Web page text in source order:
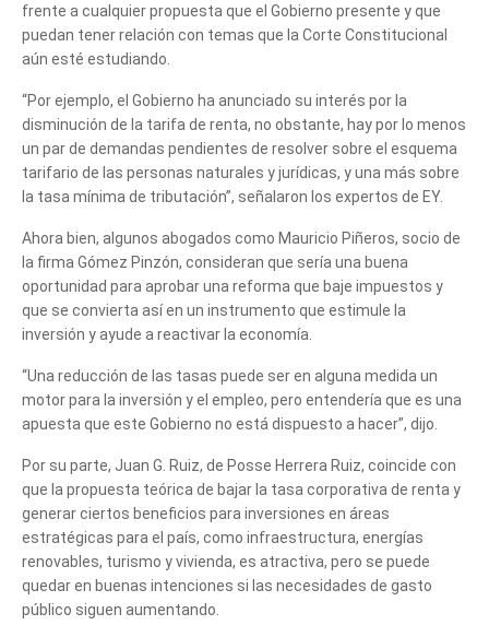
Cuéntanos, ¿Cómo
te podemos ayudar?
frente a cualquier propuesta que el Gobierno presente y que
puedan tener relación con temas que la Corte Constitucional
aún esté estudiando.
“Por ejemplo, el Gobierno ha anunciado su interés por la
disminución de la tarifa de renta, no obstante, hay por lo menos
un par de demandas pendientes de resolver sobre el esquema
tarifario de las personas naturales y jurídicas, y una más sobre
la tasa mínima de tributación”, señalaron los expertos de EY.
Ahora bien, algunos abogados como Mauricio Piñeros, socio de
la firma Gómez Pinzón, consideran que sería una buena
oportunidad para aprobar una reforma que baje impuestos y
que se convierta así en un instrumento que estimule la
inversión y ayude a reactivar la economía.
“Una reducción de las tasas puede ser en alguna medida un
motor para la inversión y el empleo, pero entendería que es una
apuesta que este Gobierno no está dispuesto a hacer”, dijo.
Por su parte, Juan G. Ruiz, de Posse Herrera Ruiz, coincide con
que la propuesta teórica de bajar la tasa corporativa de renta y
generar ciertos beneficios para inversiones en áreas
estratégicas para el país, como infraestructura, energías
renovables, turismo y vivienda, es atractiva, pero se puede
quedar en buenas intenciones si las necesidades de gasto
público siguen aumentando.